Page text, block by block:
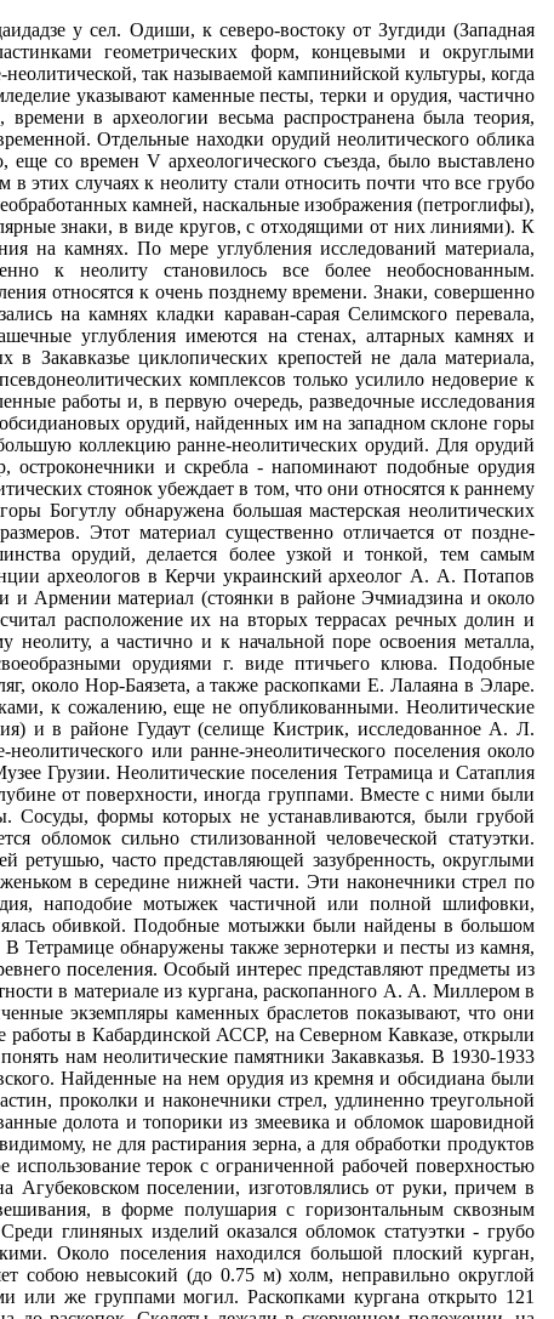
из камня, дополняющие набор предметов, документирующий наличие земледелия у обитателей этого древнего поселения. Особый интерес представляют предметы из мергеля, в виде уплощенного кольца, имеющие аналогии в северокавказском материале, в частности в материале из кургана, раскопанного А. А. Миллером в 1929-1930 гг. в Нальчике (Кабардинская АССР). Найденные на поселении Тетрамица неоконченные экземпляры каменных браслетов показывают, что они вырезались из пластинок (палеток), чем и объясняется их уплощенная форма. Археологические работы в Кабардинской АССР, на Северном Кавказе, открыли ряд памятников неолитического периода и начальной поры медного века, которые помогают понять нам неолитические памятники Закавказья. В 1930-1933 гг., около Нальчика, было обследовано древнее поселение, известное под названием Агубековского. Найденные на нем орудия из кремня и обсидиана были типично неолитическими. Это пластины с ретушью, скребки, округлые или же на концах пластин, проколки и наконечники стрел, удлиненно треугольной формы с выемкой в нижней части. Среди каменных орудий были обнаружены также шлифованные долота и топорики из змеевика и обломок шаровидной булавы. Крупные терки с небольшой рабочей поверхностью, терочники и песты служили, по-видимому, не для растирания зерна, а для обработки продуктов собирательства, растирания и размельчения желудей, орехов, плодов, корней и т. п. Подобное использование терок с ограниченной рабочей поверхностью подтверждается этнографическими материалами. Сосуды, обломки которых были найдены на Агубековском поселении, изготовлялись от руки, причем в глину примешивался кварцевый песок. Сосуды имели иногда прилепные ручки для подвешивания, в форме полушария с горизонтальным сквозным отверстием. Эти ручки стали особенно характерны для несколько более позднего времени. Среди глиняных изделий оказался обломок статуэтки - грубо вылепленная голова с удлиненной шеей, чрезвычайно сходная с подобными же трипольскими. Около поселения находился большой плоский курган, аналогичный, по внешнему виду, раскопанному в Нальчике. Курган в Нальчике представляет собою невысокий (до 0.75 м) холм, неправильно округлой формы, образовавшийся, возможно, в результате слияния насыпей над отдельными могилами или же группами могил. Раскопками кургана открыто 121 погребение, но их количество значительно больше, так как часть погребений была разрушена до раскопок. Скелеты лежали в скорченном положении, на правом или левом боку, причем большинство их окрашено красной краской. Устанавливается, что ориентировка мужских и женских захоронений была различной. Предметы обнаружены лишь при немногих костяках. Это кремневые пластины с ретушью, скребки и наконечники, шаровидное навершие булавы из песчаника, браслеты, вырезанные из мергеля, и каменная женская статуэтка. Обнаружены также многочисленные украшения из кости - кольца и пластины, а также подвески из зубов диких животных: кабана, оленя, медведя, лисицы, дикого быка. На одной костяной пластинке вырезаны два изображения змей. Из металлических вещей в Нальчикском кургане обнаружено одно мелкое медное колечко. Весь комплекс приведенных материалов свидетельствует о том, что то общество, к которому относится курган в Нальчике, находилось на ступени матриархального рода и основой его хозяйства были охота и собирательство, что подтверждается также археологическими данными Агубековского поселения. В восточном Закавказье с этой культурой могут быть связаны лишь отдельные находки, в частности, шлифованный топор, найденный около Кировабада, а также один курган, раскопанный Э. Реслером в 1903 г. у с. Голицино Шамхорского района. Этот невысокий курган (высота 1.20 м, при диаметре около 14 м) содержал погребение, в котором находился костяк в вытянутом положении, обложенный с обеих сторон необработанными камнями. Около головы в золе были обнаружены обломки грубых глиняных сосудов и небольшая кремневая